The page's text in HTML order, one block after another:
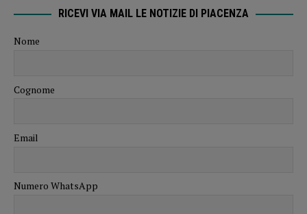
RICEVI VIA MAIL LE NOTIZIE DI PIACENZA
Nome
Cognome
Email
Numero WhatsApp